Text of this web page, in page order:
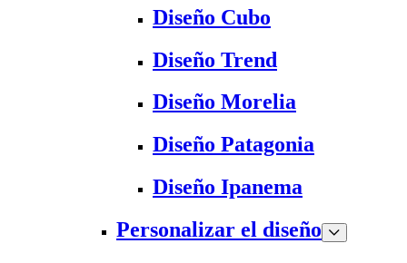
Diseño Cubo
Diseño Trend
Diseño Morelia
Diseño Patagonia
Diseño Ipanema
Personalizar el diseño